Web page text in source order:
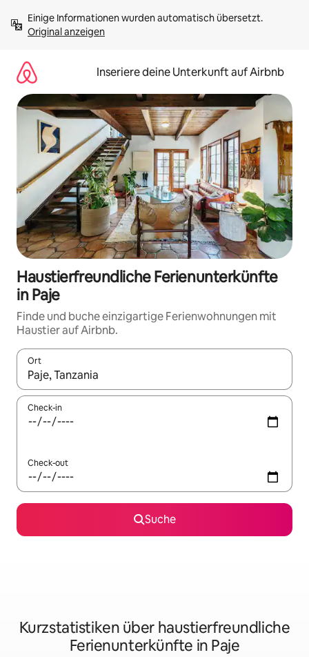
Inhalten
springenOriginal anzeigen
Inseriere deine Unterkunft auf Airbnb
Haustierfreundliche Ferienunterkünfte
in Paje
Finde und buche einzigartige Ferienwohnungen mit
Haustier auf Airbnb.
Ort
Wenn Ergebnisse verfügbar sind, navigiere mit den
Check-in
Check-out
Suche
Kurzstatistiken über haustierfreundliche
Ferienunterkünfte in Paje